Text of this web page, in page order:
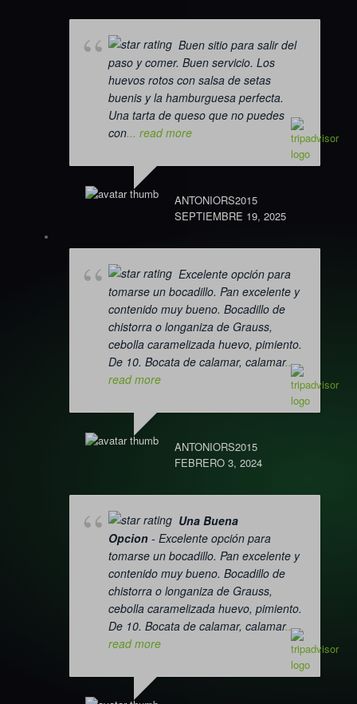
Buen sitio para salir del
paso y comer. Buen servicio. Los
huevos rotos con salsa de setas
buenis y la hamburguesa perfecta.
Una tarta de queso que no puedes
con... read more
ANTONIORS2015
SEPTIEMBRE 19, 2025
Excelente opción para
tomarse un bocadillo. Pan excelente y
contenido muy bueno. Bocadillo de
chistorra o longaniza de Grauss,
cebolla caramelizada huevo, pimiento.
De 10. Bocata de calamar, calamar...
read more
ANTONIORS2015
FEBRERO 3, 2024
Una Buena
Opcion - Excelente opción para
tomarse un bocadillo. Pan excelente y
contenido muy bueno. Bocadillo de
chistorra o longaniza de Grauss,
cebolla caramelizada huevo, pimiento.
De 10. Bocata de calamar, calamar...
read more